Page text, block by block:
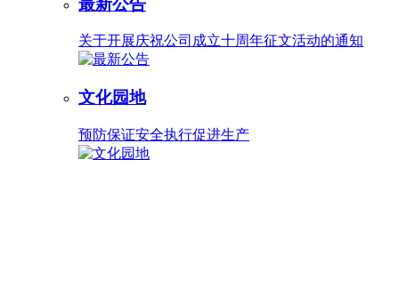
关于开展庆祝公司成立十周年征文活动的通知
文化园地
预防保证安全执行促进生产